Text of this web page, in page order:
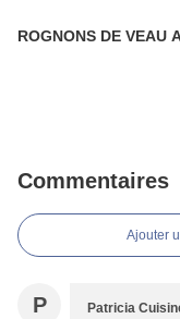
ROGNONS DE VEAU
Commentaires
Ajouter
P Patricia